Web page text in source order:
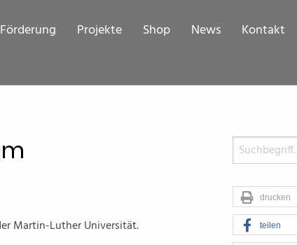
Förderung Projekte Shop News Kontakt
Martin-Luther Universität.
drucken
teilen